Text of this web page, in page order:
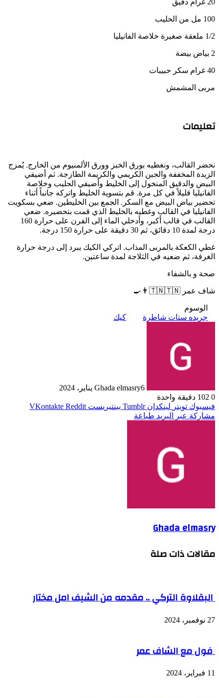
20 غرام دقيق
100 مل من الحليب
1/2 ملعقة صغيرة خلاصة الفانيليا
2 بياض بيضة
40 غرام سكر حبيبات
مربى المشمش
تعليمات
نحضر القالب، ونغطيه بورق الخبز وورق الألمنيوم من الخارج. يُمزج
الزبدة المخففة والجبن الكريمي والكريمة الطازجة. ثم أضيفي
البيض والدقيق المنخول إلى الخليط وأضيفي الحليب وخلاصة
الفانيليا قليلاً في كل مرة. قم بتسوية الخليط واتركه جانباً أثناء
تحضير بياض البيض مع السكر. الجمع بين الخليطين. ضعي بسكويت
الفانيليا في القالب وغطيه بالخليط الذي قمت بتحضيره. ضعي
القالب في قالب أكبر، وأدخلي الماء إلى الفرن على حرارة 160
درجة لمدة 10 دقائق، ثم 30 دقيقة على حرارة 150 درجة.
غطي الكعكة بالمربى المذاب. اتركي الكيك يبرد إلى درجة حرارة
الغرفة، ثم ضعيه في الثلاجة لمدة ساعتين.
صحة و بالشفاء
شاف عمر 🇹🇳🇹🇳👨‍🍳
الوسوم
جريده ستات شاطرة
كيك
Ghada elmasry6 يناير، 2024
0
دقيقة واحدة
فيسبوك تويتر لينكدإن بينتيريست
مشاركة عبر البريد طباعة
Ghada elmasry
مقالات ذات صلة
البقلاوة التركي .. مقدمه من الشيف امل مختار
27 نوفمبر، 2024
فول مع الشاف عمر
11 فبراير، 2024